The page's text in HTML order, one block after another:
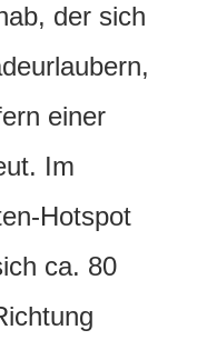
der sich
einer
Im
Hotspot
ca. 80